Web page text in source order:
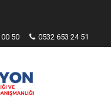
50 0532 653 24 51